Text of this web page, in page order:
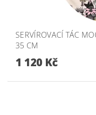
SERVÍROVACÍ TÁC
35 CM
1 120 Kč